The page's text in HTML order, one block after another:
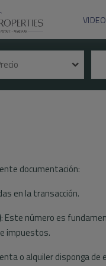
Precio
documentación:
en la transacción.
: Este número es
impuestos.
o alquiler disponga